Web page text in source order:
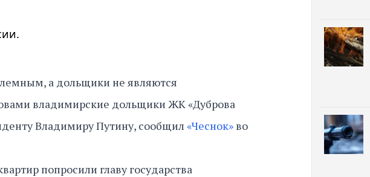
а дольщики не являются
владимирские дольщики ЖК «Дуброва
Владимиру Путину, сообщил «Чеснок» во
попросили главу государства